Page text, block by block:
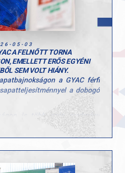
05-03
A FELNŐTT TORNA
EMELLETT ERŐS EGYÉNI
SEM VOLT HIÁNY.
a GYAC férfi
a dobogó
is több szép eredmény
Benedek teljesítménye
is dobogóra állhatott.
1. hely